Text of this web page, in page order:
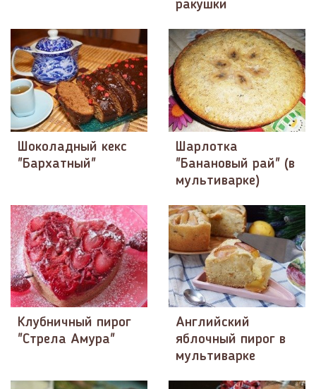
ракушки
Шоколадный кекс
"Бархатный"
Шарлотка
"Банановый рай" (в
мультиварке)
Клубничный пирог
"Стрела Амура"
Английский
яблочный пирог в
мультиварке